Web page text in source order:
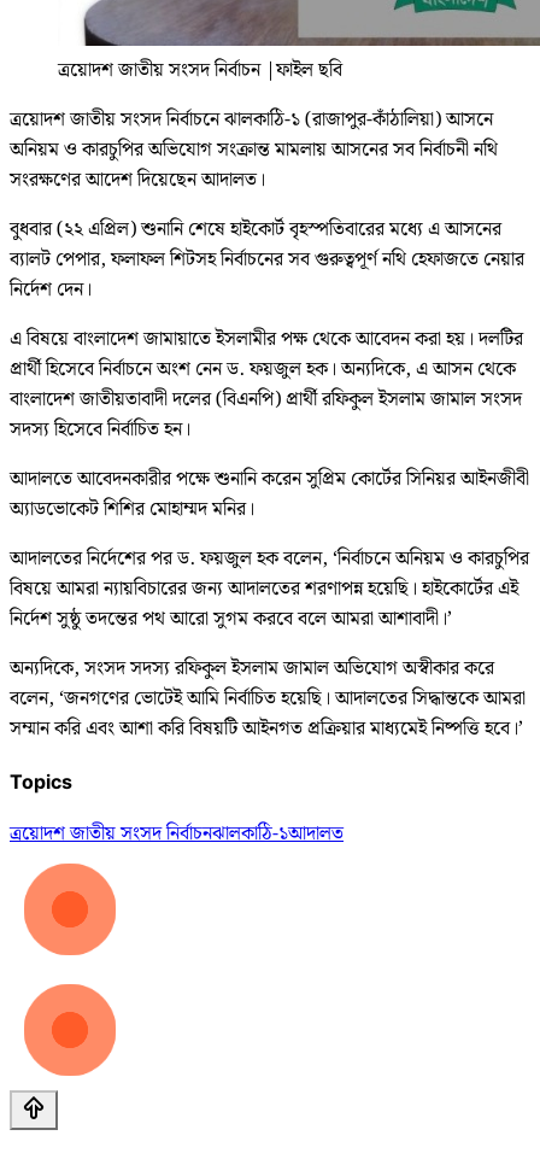
ত্রয়োদশ জাতীয় সংসদ নির্বাচন |ফাইল ছবি
ত্রয়োদশ জাতীয় সংসদ নির্বাচনে ঝালকাঠি-১ (রাজাপুর-কাঁঠালিয়া) আসনে
অনিয়ম ও কারচুপির অভিযোগ সংক্রান্ত মামলায় আসনের সব নির্বাচনী নথি
সংরক্ষণের আদেশ দিয়েছেন আদালত।
বুধবার (২২ এপ্রিল) শুনানি শেষে হাইকোর্ট বৃহস্পতিবারের মধ্যে এ আসনের
ব্যালট পেপার, ফলাফল শিটসহ নির্বাচনের সব গুরুত্বপূর্ণ নথি হেফাজতে নেয়ার
নির্দেশ দেন।
এ বিষয়ে বাংলাদেশ জামায়াতে ইসলামীর পক্ষ থেকে আবেদন করা হয়। দলটির
প্রার্থী হিসেবে নির্বাচনে অংশ নেন ড. ফয়জুল হক। অন্যদিকে, এ আসন থেকে
বাংলাদেশ জাতীয়তাবাদী দলের (বিএনপি) প্রার্থী রফিকুল ইসলাম জামাল সংসদ
সদস্য হিসেবে নির্বাচিত হন।
আদালতে আবেদনকারীর পক্ষে শুনানি করেন সুপ্রিম কোর্টের সিনিয়র আইনজীবী
অ্যাডভোকেট শিশির মোহাম্মদ মনির।
আদালতের নির্দেশের পর ড. ফয়জুল হক বলেন, ‘নির্বাচনে অনিয়ম ও কারচুপির
বিষয়ে আমরা ন্যায়বিচারের জন্য আদালতের শরণাপন্ন হয়েছি। হাইকোর্টের এই
নির্দেশ সুষ্ঠু তদন্তের পথ আরো সুগম করবে বলে আমরা আশাবাদী।’
অন্যদিকে, সংসদ সদস্য রফিকুল ইসলাম জামাল অভিযোগ অস্বীকার করে
বলেন, ‘জনগণের ভোটেই আমি নির্বাচিত হয়েছি। আদালতের সিদ্ধান্তকে আমরা
সম্মান করি এবং আশা করি বিষয়টি আইনগত প্রক্রিয়ার মাধ্যমেই নিষ্পত্তি হবে।’
Topics
ত্রয়োদশ জাতীয় সংসদ নির্বাচনঝালকাঠি-১আদালত